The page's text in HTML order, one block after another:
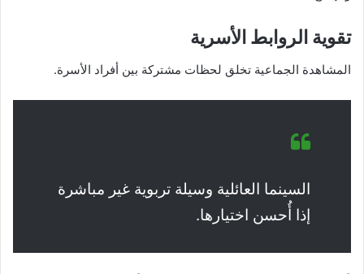
تقوية الروابط الأسرية
المشاهدة الجماعية تخلق لحظات مشتركة بين أفراد الأسرة.
السينما العائلية وسيلة تربوية غير مباشرة
إذا أُحسن اختيارها.